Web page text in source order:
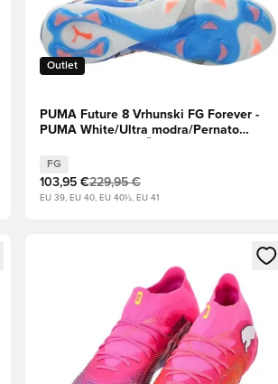
Outlet
PUMA Future 8 Vrhunski FG Forever -
PUMA White/Ultra modra/Pernato
OMEJENA IZDAJA
FG
103,95 €229,95 €
EU 39, EU 40, EU 40½, EU 41
Odpre Modal za prijavo ali vpis kot član